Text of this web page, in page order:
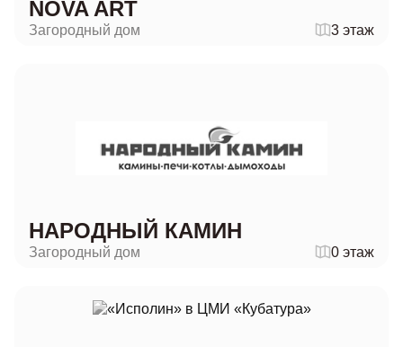
NOVA ART
Загородный дом 3 этаж
НАРОДНЫЙ КАМИН
Загородный дом 0 этаж